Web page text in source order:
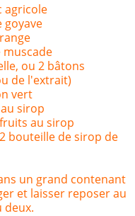
agricole
goyave
muscade
ou 2 bâtons
de l'extrait)
vert
sirop
au sirop
bouteille de sirop de
un grand contenant
et laisser reposer au
deux.